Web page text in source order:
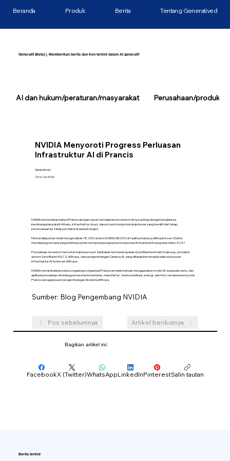
Generatif (Beta) |. Memberikan berita dan tren terkini dalam AI generatif
NVIDIA Menyoroti Progress Perluasan
Infrastruktur AI di Prancis
Generatived
23/6/26, 00.00
NVIDIA menyatakan bahwa Prancis dengan cepat memajukan ekosistem AI-nya seiring dengan berjalannya
pembangunan pabrik AI baru, infrastruktur cloud, dan proyek komputasi skala besar yang beralih dari tahap
perencanaan ke tahap produksi di seluruh negeri.
Mistral dilaporkan telah mengerahkan 18.000 sistem NVIDIA GB200 di fasilitas barunya di Bruyères-le-Châtel,
mendukung rencana yang lebih luas untuk memperluas kapasitas komputasi AI di seluruh Eropa pada tahun 2027.
Perusahaan tersebut mencatat bahwa proyek tambahan termasuk layanan cloud Blackwell dari Scaleway, produksi
sistem Vera Rubin NVL72 di Eropa, dan pengembangan Campus AI, yang diharapkan menjadi salah satu pusat
infrastruktur AI terbesar di Eropa.
NVIDIA menambahkan bahwa organisasi-organisasi Prancis semakin banyak menggunakan model AI, kumpulan data, dan
aplikasi perusahaan di bidang perawatan kesehatan, manufaktur, telekomunikasi, energi, dan ritel, memperkuat posisi
Prancis sebagai pusat pengembangan AI utama di Eropa.
Sumber: Blog Pengembang NVIDIA
Pos sebelumnya Artikel berikutnya
Beranda Produk Berita Tentang Generatived
Bagikan artikel ini:
FacebookX (Twitter)WhatsAppLinkedInPinterestSalin tautan
AI dan hukum/peraturan/masyarakat Perusahaan/produk/
Berita terkini